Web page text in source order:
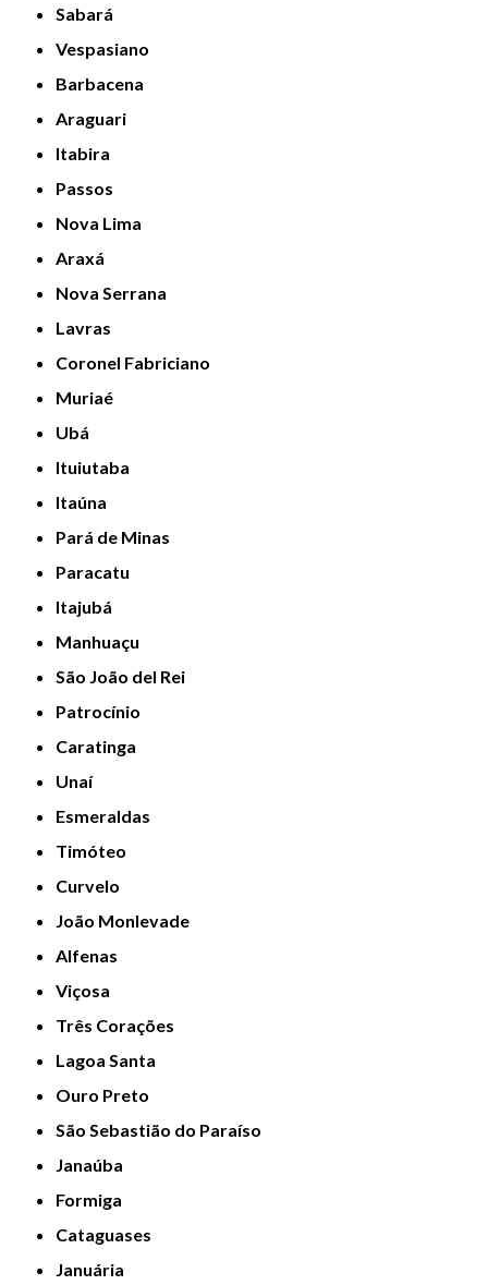
Sabará
Vespasiano
Barbacena
Araguari
Itabira
Passos
Nova Lima
Araxá
Nova Serrana
Lavras
Coronel Fabriciano
Muriaé
Ubá
Ituiutaba
Itaúna
Pará de Minas
Paracatu
Itajubá
Manhuaçu
São João del Rei
Patrocínio
Caratinga
Unaí
Esmeraldas
Timóteo
Curvelo
João Monlevade
Alfenas
Viçosa
Três Corações
Lagoa Santa
Ouro Preto
São Sebastião do Paraíso
Janaúba
Formiga
Cataguases
Januária